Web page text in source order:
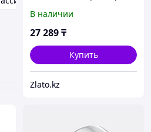
стекло
В наличии
27 289₸
Купить
Zlato.kz